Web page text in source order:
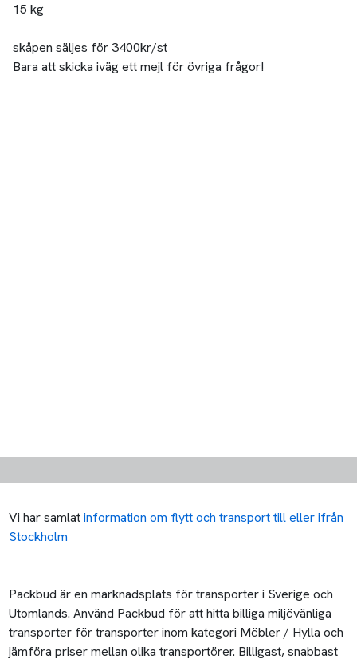
15 kg
skåpen säljes för 3400kr/st
Bara att skicka iväg ett mejl för övriga frågor!
Vi har samlatinformation om flytt och transport till eller ifrån
Stockholm
Packbud är en marknadsplats för transporter i Sverige och
Utomlands. Använd Packbud för att hitta billiga miljövänliga
transporter för transporter inom kategori Möbler / Hylla och
jämföra priser mellan olika transportörer. Billigast, snabbast